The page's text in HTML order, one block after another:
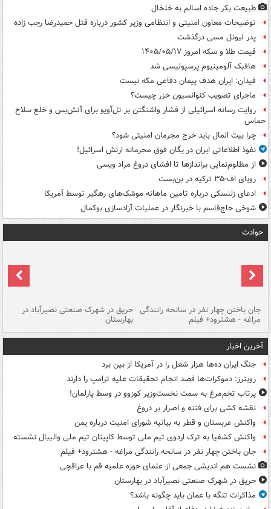
طبیعت بکر جاده اسالم به خلخال
توضیحات معاون امنیتی و انتظامی وزیر کشور درباره قتل حمیدرضا رجب زاده
پدر لیونل مسی درگذشت
قیمت طلا و سکه امروز ۱۴۰۵/۰۵/۱۷
هافبک آلومینیوم پرسپولیسی شد
فیدان: ایران هدف پیمان دفاعی مکه نیست
ماجرای تصویب کنوانسیون خزر چیست؟
روایت رسانه اسرائیلی از فشار واشنگتن بر تل‌آویو برای آتش‌بس و خلع سلاح
حماس
چرا بیت المال باید خرج مجرمان امنیتی شود؟
نفوذ اطلاعاتی ایران در یگان فوق محرمانه ارتش اسرائیل!
از مظلوم‌نمایی براندازها تا افشای دروغ مراد ویسی
رویای اف-۳۵ ترکیه در بن‌بست
ادعای زلنسکی درباره تامین ماهانه موشک‌های رهگیر توسط آمریکا
شوخی حاج‌قاسم با خبرنگار در عملیات آزادسازی بوکمال
حوادث
جان باختن چهار نفر در سانحه رانندگی
مراغه - هشترود+ فیلم
حریق در شهرک صنعتی نصیرآباد در
بهارستان
آخرین اخبار
جنگ ایران ده‌ها هزار شغل را در آمریکا از بین برد
رویترز: دموکرات‌ها قصد انجام تحقیقات علیه ترامپ را دارند
پرتاب تخم‌مرغ به سمت نخست‌وزیر کوزوو در وسط پارلمان!
نقشه کشی برای فتنه و اصرار بر دروغ
واکنش عربستان و قطر به بیانیه شورای امنیت درباره یمن
واکنش کشفیا به ترک اردوی تیم ملی توسط کاپیتان تیم ملی والیبال نشسته
جان باختن چهار نفر در سانحه رانندگی مراغه - هشترود+ فیلم
نشست هم اندیشی جمعی از علمای حوزه علمیه قم با عراقچی
حریق در شهرک صنعتی نصیرآباد در بهارستان
مذاکرات تنگه با عمان باید چگونه باشد؟